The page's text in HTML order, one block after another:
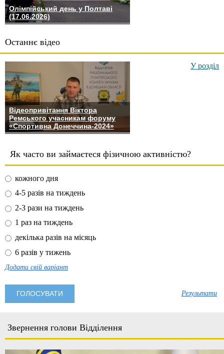
Олімпійський день у Полтаві
(17.06.2026)
Останнє відео
Відеопривітання Віктора
Ремського учасникам форуму
«Спортивна Донеччина-2024»
У розділ
Як часто ви займаєтеся фізичною активністю?
кожного дня
4-5 разів на тиждень
2-3 рази на тиждень
1 раз на тиждень
декілька разів на місяць
6 разів у тижень
Додати свій варіант
Результати
Звернення голови Відділення